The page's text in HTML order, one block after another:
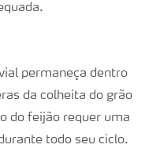
permaneça dentro
da colheita do grão
do feijão requer uma
todo seu ciclo.